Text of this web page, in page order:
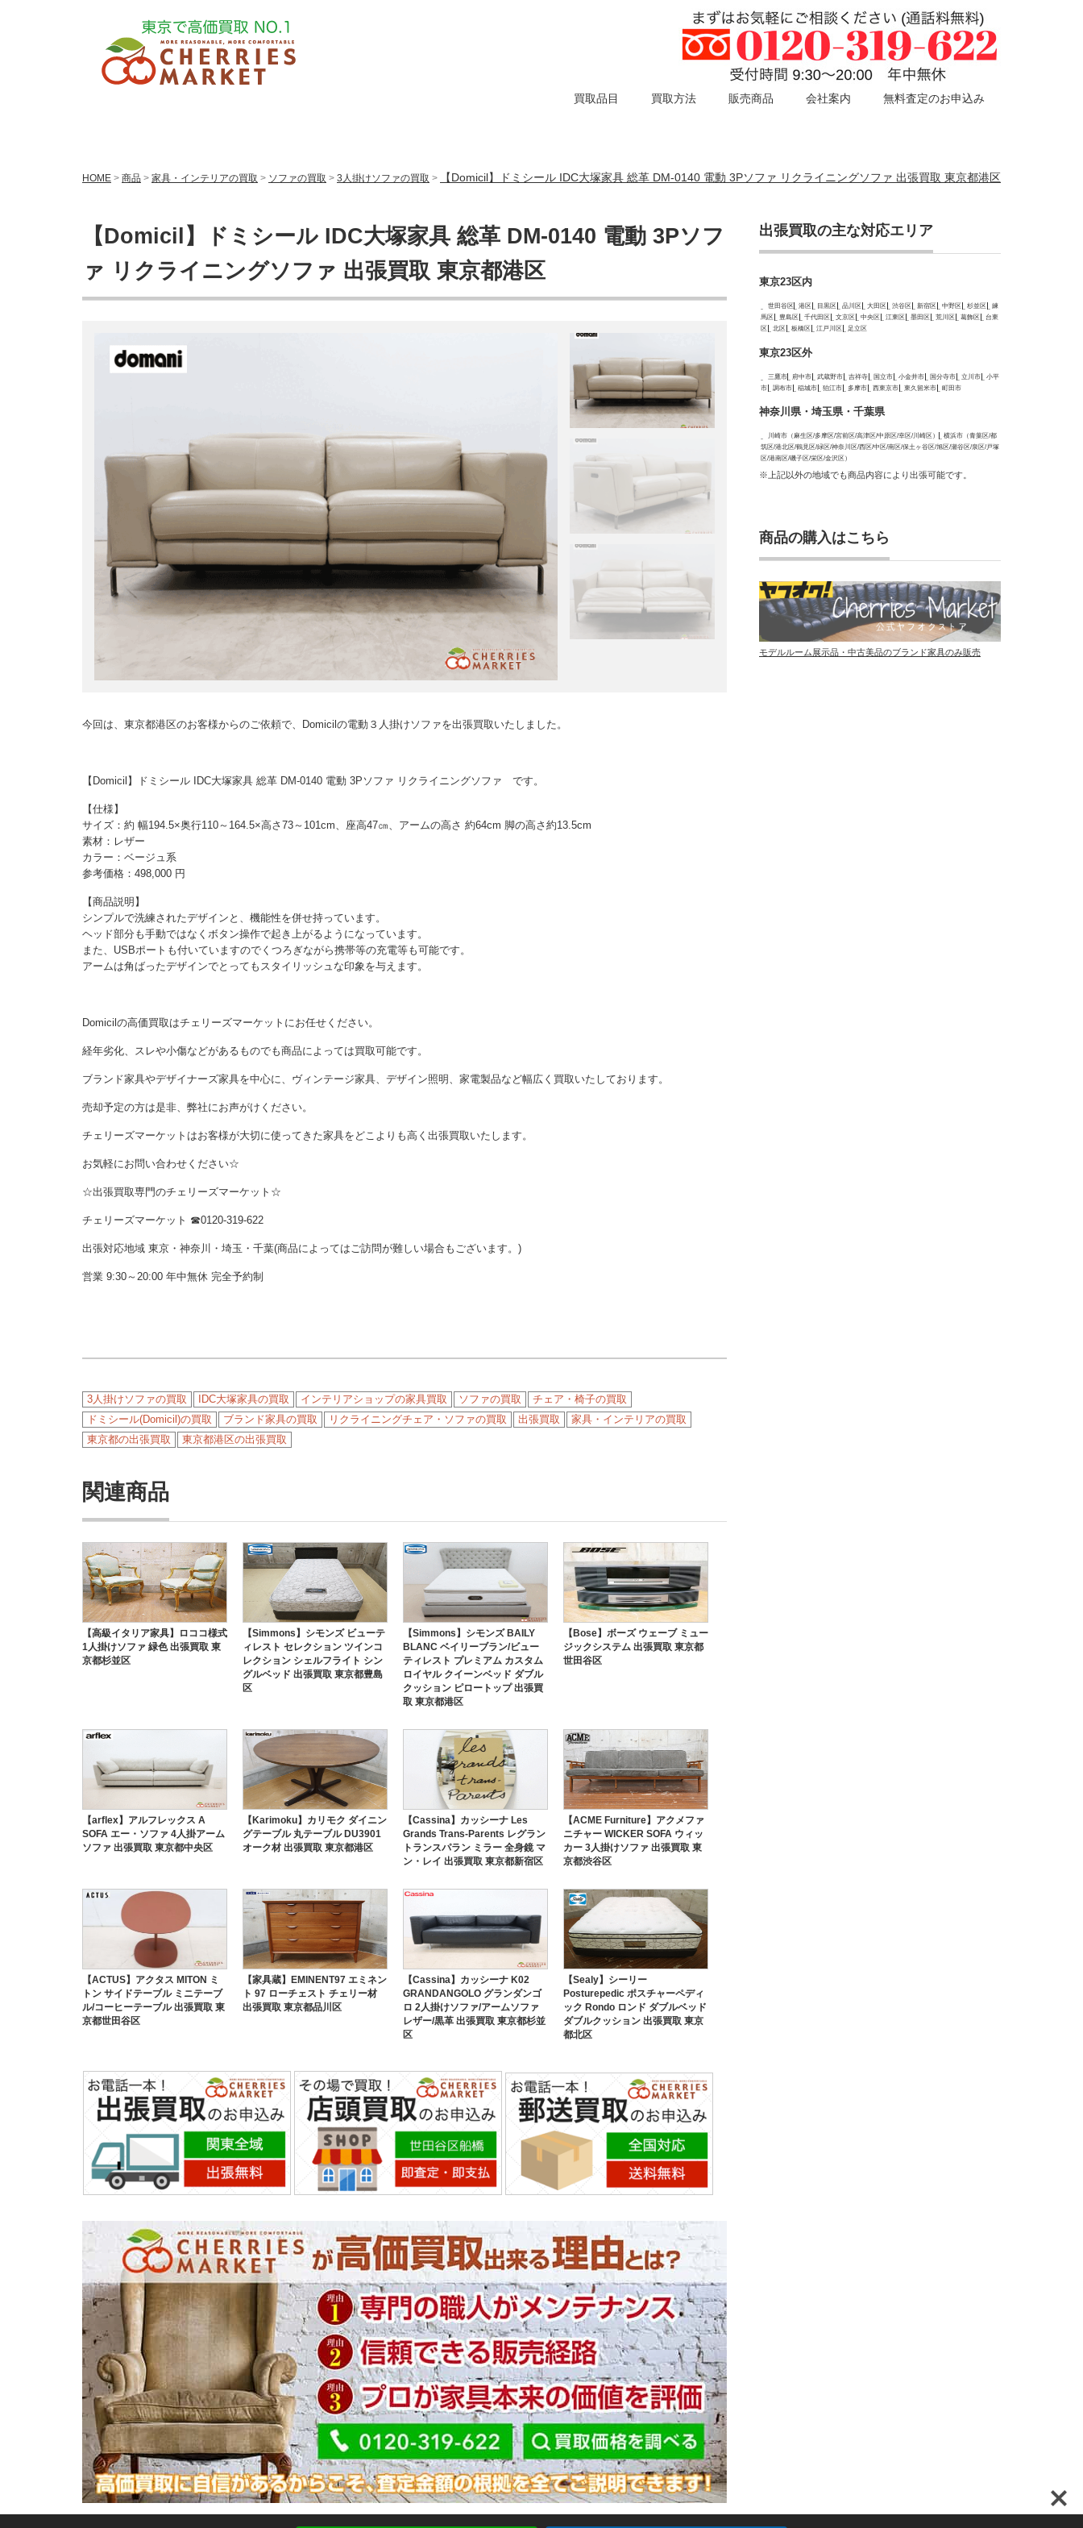
買取品目 買取方法 販売商品 会社案内 無料査定のお申込み
HOME > 商品 > 家具・インテリアの買取 > ソファの買取 > 3人掛けソファの買取 > 【Domicil】ドミシール IDC大塚家具 総革 DM-0140 電動 3Pソファ リクライニングソファ 出張買取 東京都港区
【Domicil】ドミシール IDC大塚家具 総革 DM-0140 電動 3Pソフ
ァ リクライニングソファ 出張買取 東京都港区
今回は、東京都港区のお客様からのご依頼で、Domicilの電動３人掛けソファを出張買取いたしました。
【Domicil】ドミシール IDC大塚家具 総革 DM-0140 電動 3Pソファ リクライニングソファ です。
【仕様】
サイズ：約 幅194.5×奥行110～164.5×高さ73～101cm、座高47㎝、アームの高さ 約64cm 脚の高さ約13.5cm
素材：レザー
カラー：ベージュ系
参考価格：498,000 円
【商品説明】
シンプルで洗練されたデザインと、機能性を併せ持っています。
ヘッド部分も手動ではなくボタン操作で起き上がるようになっています。
また、USBポートも付いていますのでくつろぎながら携帯等の充電等も可能です。
アームは角ばったデザインでとってもスタイリッシュな印象を与えます。
Domicilの高価買取はチェリーズマーケットにお任せください。
経年劣化、スレや小傷などがあるものでも商品によっては買取可能です。
ブランド家具やデザイナーズ家具を中心に、ヴィンテージ家具、デザイン照明、家電製品など幅広く買取いたしております。
売却予定の方は是非、弊社にお声がけください。
チェリーズマーケットはお客様が大切に使ってきた家具をどこよりも高く出張買取いたします。
お気軽にお問い合わせください☆
☆出張買取専門のチェリーズマーケット☆
チェリーズマーケット ☎︎0120-319-622
出張対応地域 東京・神奈川・埼玉・千葉(商品によってはご訪問が難しい場合もございます。)
営業 9:30～20:00 年中無休 完全予約制
3人掛けソファの買取 IDC大塚家具の買取 インテリアショップの家具買取 ソファの買取
チェア・椅子の買取
ドミシール(Domicil)の買取
ブランド家具の買取 リクライニングチェア・ソファの買取 出張買取
家具・インテリアの買取
東京都の出張買取
東京都港区の出張買取
関連商品
【高級イタリア家具】ロココ様式
1人掛けソファ 緑色 出張買取 東
京都杉並区
【Simmons】シモンズ ビューテ
ィレスト セレクション ツインコ
レクション シェルフライト シン
グルベッド 出張買取 東京都豊島
区
【Simmons】シモンズ BAILY
BLANC ベイリーブラン/ビュー
ティレスト プレミアム カスタム
ロイヤル クイーンベッド ダブル
クッション ピロートップ 出張買
取 東京都港区
【Bose】ボーズ ウェーブ ミュー
ジックシステム 出張買取 東京都
世田谷区
【arflex】アルフレックス A
SOFA エー・ソファ 4人掛アーム
ソファ 出張買取 東京都中央区
【Karimoku】カリモク ダイニン
グテーブル 丸テーブル DU3901
オーク材 出張買取 東京都港区
【Cassina】カッシーナ Les
Grands Trans-Parents レグラン
トランスパラン ミラー 全身鏡 マ
ン・レイ 出張買取 東京都新宿区
【ACME Furniture】アクメファ
ニチャー WICKER SOFA ウィッ
カー 3人掛けソファ 出張買取 東
京都渋谷区
【ACTUS】アクタス MITON ミ
トン サイドテーブル ミニテーブ
ル/コーヒーテーブル 出張買取 東
京都世田谷区
【家具蔵】EMINENT97 エミネン
ト 97 ローチェスト チェリー材
出張買取 東京都品川区
【Cassina】カッシーナ K02
GRANDANGOLO グランダンゴ
ロ 2人掛けソファ/アームソファ
レザー/黒革 出張買取 東京都杉並
区
【Sealy】シーリー
Posturepedic ポスチャーペディ
ック Rondo ロンド ダブルベッド
ダブルクッション 出張買取 東京
都北区
出張買取の主な対応エリア
東京23区内
世田谷区 港区 目黒区 品川区 大田区 渋谷区 新宿区 中野区 杉並区
練
馬区
豊島区 千代田区 文京区 中央区 江東区 墨田区 荒川区 葛飾区
台東
区
北区 板橋区 江戸川区 足立区
東京23区外
三鷹市 府中市 武蔵野市 吉祥寺 国立市 小金井市 国分寺市 立川市
小平
市
調布市 稲城市 狛江市 多摩市 西東京市 東久留米市 町田市
神奈川県・埼玉県・千葉県
川崎市（麻生区/多摩区/宮前区/高津区/中原区/幸区/川崎区）
横浜市（青葉区/都
筑区/港北区/鶴見区/緑区/神奈川区/西区/中区/南区/保土ヶ谷区/旭区/瀬谷区/泉区/戸塚
区/港南区/磯子区/栄区/金沢区）
※上記以外の地域でも商品内容により出張可能です。
商品の購入はこちら
モデルルーム展示品・中古美品のブランド家具のみ販売